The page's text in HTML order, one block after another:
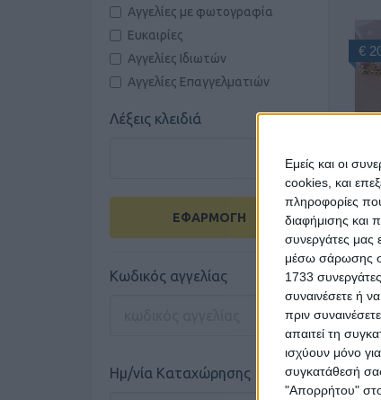
Εμείς και οι
cookies, και
πληροφορίες
διαφήμισης και
συνεργάτες μας
μέσω σάρωσης
1733
συναινέσετε ή
πριν συναινέσετε.
απαιτεί τη
ισχύουν μόνο
συγκατάθεσή
"Απορρήτου" στο
Αγγελίες με φωτογραφία
Ευκαιρίες
Αγγελίες Ιδιωτών
Αγγελίες Επαγγελματιών
Λέξεις κλειδιά
ΕΦΑΡΜΟΓΗ
Κωδικός αγγελίας
Ημ/νία Καταχώρησης
€